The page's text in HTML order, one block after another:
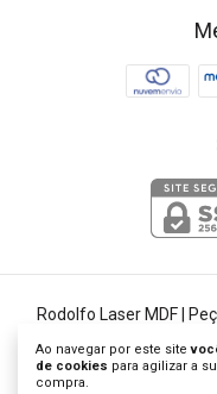
Ao navegar por este site
de cookies para agilizar a
compra.
Rodolfo Laser MDF |